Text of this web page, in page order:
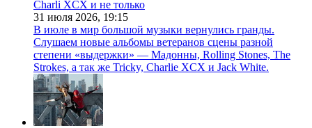
Charli XCX и не только
31 июля 2026, 19:15
В июле в мир большой музыки вернулись гранды.
Слушаем новые альбомы ветеранов сцены разной
степени «выдержки» — Мадонны, Rolling Stones, The
Strokes, а так же Tricky, Charlie XCX и Jack White.